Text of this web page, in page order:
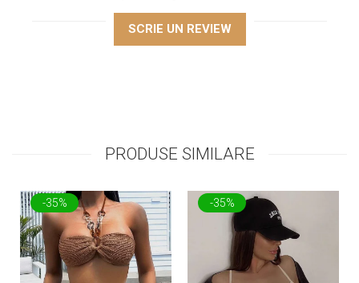
SCRIE UN REVIEW
PRODUSE SIMILARE
-35% -35%